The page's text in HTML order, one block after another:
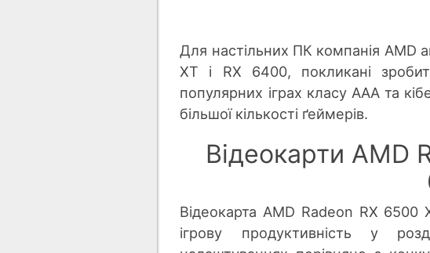
Для настільних ПК компанія AMD
XT і RX 6400, покликані
популярних іграх класу AAA та
більшої кількості ґеймерів.
Відеокарти AMD
Відеокарта AMD Radeon RX
ігрову продуктивність у